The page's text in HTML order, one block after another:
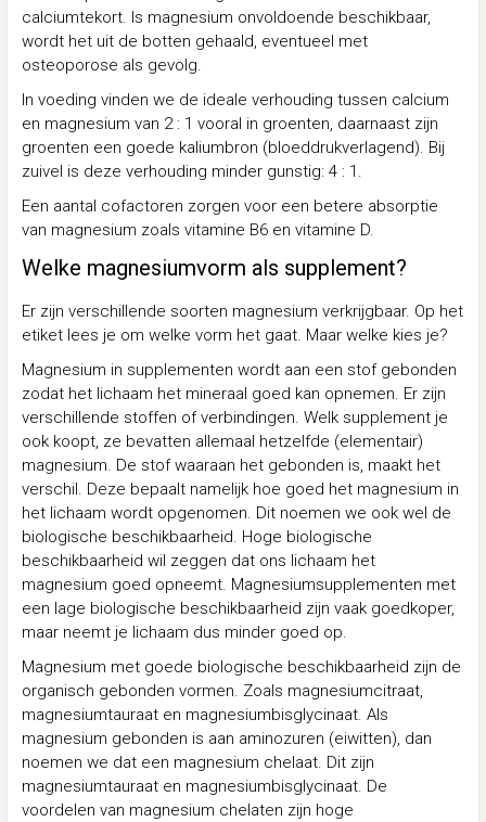
calciumtekort. Is magnesium onvoldoende beschikbaar,
wordt het uit de botten gehaald, eventueel met
osteoporose als gevolg.
In voeding vinden we de ideale verhouding tussen calcium
en magnesium van 2 : 1 vooral in groenten, daarnaast zijn
groenten een goede kaliumbron (bloeddrukverlagend). Bij
zuivel is deze verhouding minder gunstig: 4 : 1.
Een aantal cofactoren zorgen voor een betere absorptie
van magnesium zoals vitamine B6 en vitamine D.
Welke magnesiumvorm als supplement?
Er zijn verschillende soorten magnesium verkrijgbaar. Op het
etiket lees je om welke vorm het gaat. Maar welke kies je?
Magnesium in supplementen wordt aan een stof gebonden
zodat het lichaam het mineraal goed kan opnemen. Er zijn
verschillende stoffen of verbindingen. Welk supplement je
ook koopt, ze bevatten allemaal hetzelfde (elementair)
magnesium. De stof waaraan het gebonden is, maakt het
verschil. Deze bepaalt namelijk hoe goed het magnesium in
het lichaam wordt opgenomen. Dit noemen we ook wel de
biologische beschikbaarheid. Hoge biologische
beschikbaarheid wil zeggen dat ons lichaam het
magnesium goed opneemt. Magnesiumsupplementen met
een lage biologische beschikbaarheid zijn vaak goedkoper,
maar neemt je lichaam dus minder goed op.
Magnesium met goede biologische beschikbaarheid zijn de
organisch gebonden vormen. Zoals magnesiumcitraat,
magnesiumtauraat en magnesiumbisglycinaat. Als
magnesium gebonden is aan aminozuren (eiwitten), dan
noemen we dat een magnesium chelaat. Dit zijn
magnesiumtauraat en magnesiumbisglycinaat. De
voordelen van magnesium chelaten zijn hoge